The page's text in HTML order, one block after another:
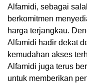
Alfamidi, sebagai
berkomitmen
harga terjangkau.
Alfamidi hadir dekat
kemudahan akses
Alfamidi juga terus
untuk memberikan